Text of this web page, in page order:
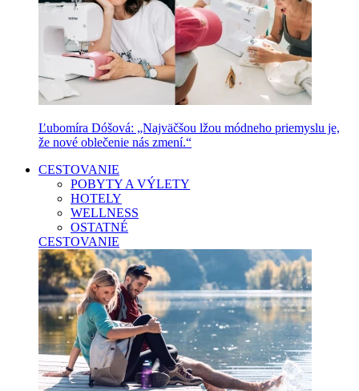
Ľubomíra Dóšová: „Najväčšou lžou módneho priemyslu je,
že nové oblečenie nás zmení.“
CESTOVANIE
POBYTY A VÝLETY
HOTELY
WELLNESS
OSTATNÉ
CESTOVANIE